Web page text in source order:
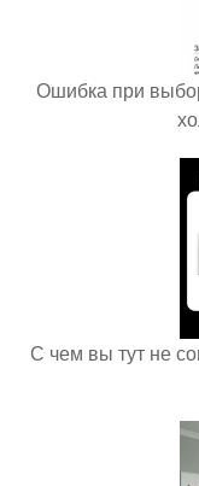
Ошибка при
С чем вы тут не